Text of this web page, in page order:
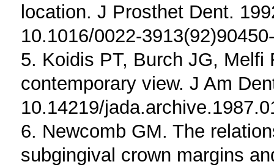
location. J Prosthet Dent.
10.1016/0022-
5. Koidis PT, Burch JG,
contemporary view. J Am
10.14219/
6. Newcomb GM. The
subgingival crown margins